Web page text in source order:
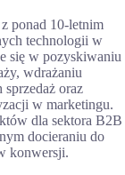
ponad 10-letnim
technologii w
się w pozyskiwaniu
wdrażaniu
oraz
w marketingu.
dla sektora B2B
docieraniu do
konwersji.